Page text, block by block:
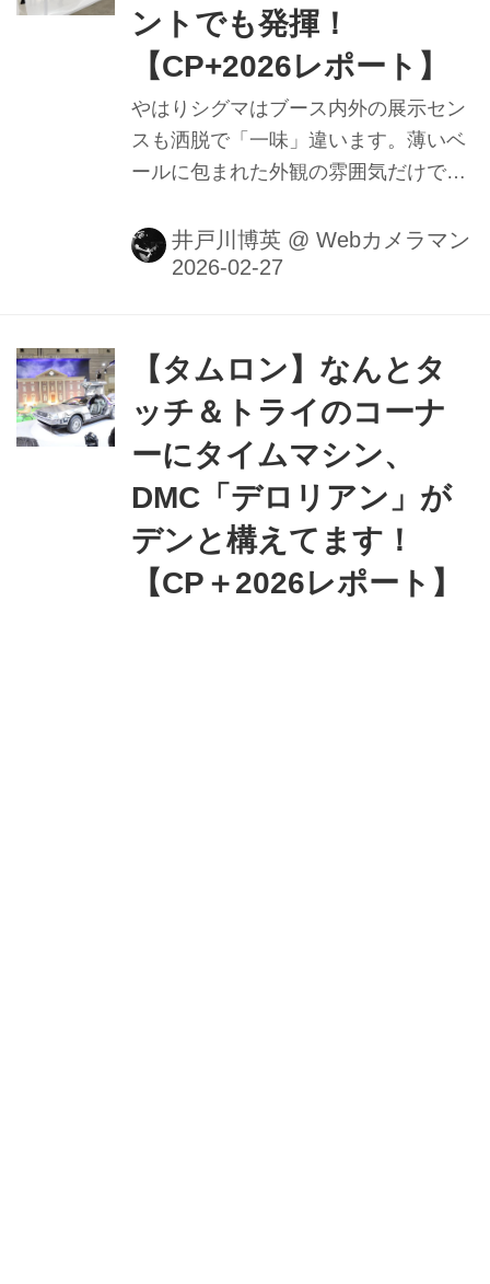
ントでも発揮！
【CP+2026レポート】
やはりシグマはブース内外の展示セン
スも洒脱で「一味」違います。薄いベ
ールに包まれた外観の雰囲気だけで
ね。 井戸川博英 @ Webカメラマン
【タムロン】なんとタ
ッチ＆トライのコーナ
ーにタイムマシン、
DMC「デロリアン」が
デンと構えてます！
【CP＋2026レポート】